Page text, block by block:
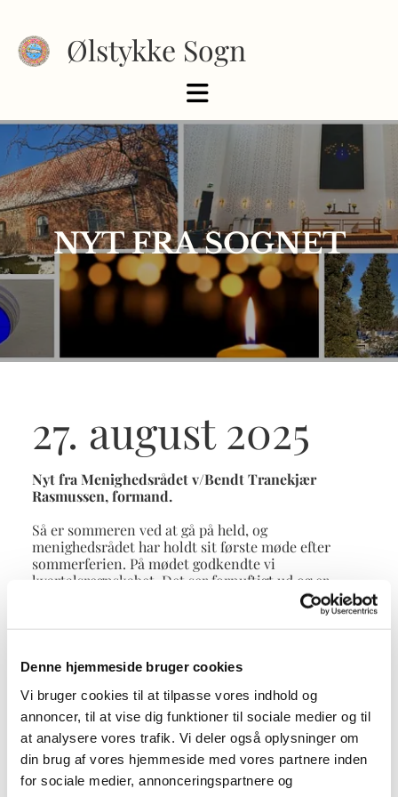
Denne hjemmeside bruger cookies
Vi bruger cookies til at tilpasse vores indhold og
annoncer, til at vise dig funktioner til sociale medier og til
at analysere vores trafik. Vi deler også oplysninger om
din brug af vores hjemmeside med vores partnere inden
for sociale medier, annonceringspartnere og
Ølstykke Sogn
NYT FRA SOGNET
27. august 2025
Nyt fra Menighedsrådet v/Bendt Tranekjær
Rasmussen, formand.
Så er sommeren ved at gå på held, og
menighedsrådet har holdt sit første møde efter
sommerferien. På mødet godkendte vi
kvartalsregnskabet. Det ser fornuftigt ud og er
Vi har også sendt en ansøgning til provstiet om en
miljøkrav.
udearealerne ved Udlejre kirke, da den belysning, vi
fik lavet i sidste periode af Dansk Kirkebelysning,
slet ikke lever op til vores forventninger eller
holdbarhed.
Vi håber, at provstiet vil se positivt på disse
ansøgninger.